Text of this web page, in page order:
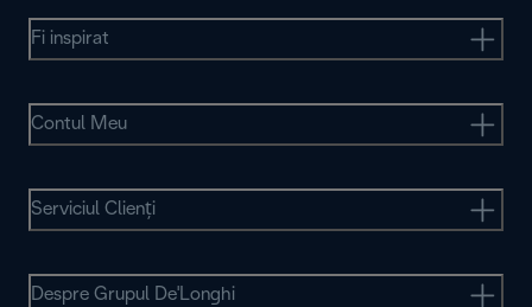
Fi inspirat
Contul Meu
Serviciul Clienţi
Despre Grupul De'Longhi